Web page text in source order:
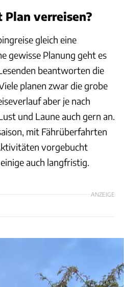
verreisen?
gleich eine
gewisse Planung geht es
beantworten die
planen zwar die grobe
aber je nach
und Laune auch gern an.
mit Fährüberfahrten
vorgebucht
auch langfristig.
ANZEIGE